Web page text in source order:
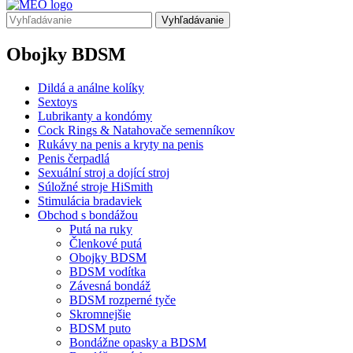
Vyhľadávanie
Obojky BDSM
Dildá a análne kolíky
Sextoys
Lubrikanty a kondómy
Cock Rings & Natahovače semenníkov
Rukávy na penis a kryty na penis
Penis čerpadlá
Sexuální stroj a dojící stroj
Súložné stroje HiSmith
Stimulácia bradaviek
Obchod s bondážou
Putá na ruky
Členkové putá
Obojky BDSM
BDSM vodítka
Závesná bondáž
BDSM rozperné tyče
Skromnejšie
BDSM puto
Bondážne opasky a BDSM